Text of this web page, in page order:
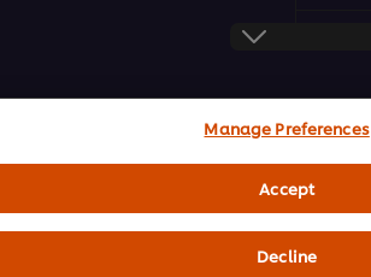
Manage Preferences
Decline
Accept